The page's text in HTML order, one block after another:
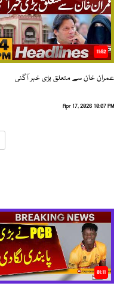
11:52
عمران خان سے متعلق بڑی خبر آگئی
Apr 17, 2026 10:07 PM
01:11